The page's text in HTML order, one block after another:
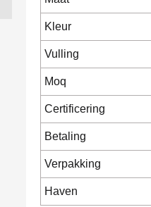
Kleur
Vulling
Moq
Certificering
Betaling
Verpakking
Haven